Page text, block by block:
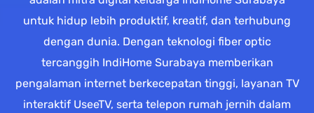
untuk hidup lebih produktif, kreatif, dan terhubung
dengan dunia. Dengan teknologi fiber optic
tercanggih IndiHome Surabaya memberikan
pengalaman internet berkecepatan tinggi, layanan TV
interaktif UseeTV, serta telepon rumah jernih dalam